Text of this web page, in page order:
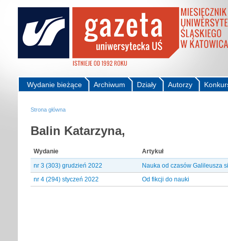
Autorzy
Działy
Archiwum
Wydanie bieżące
Strona główna
Balin Katarzyna,
Wydanie
Artykuł
nr 3 (303) grudzień 2022
Nauka od czasów Galileusza
nr 4 (294) styczeń 2022
Od fikcji do nauki